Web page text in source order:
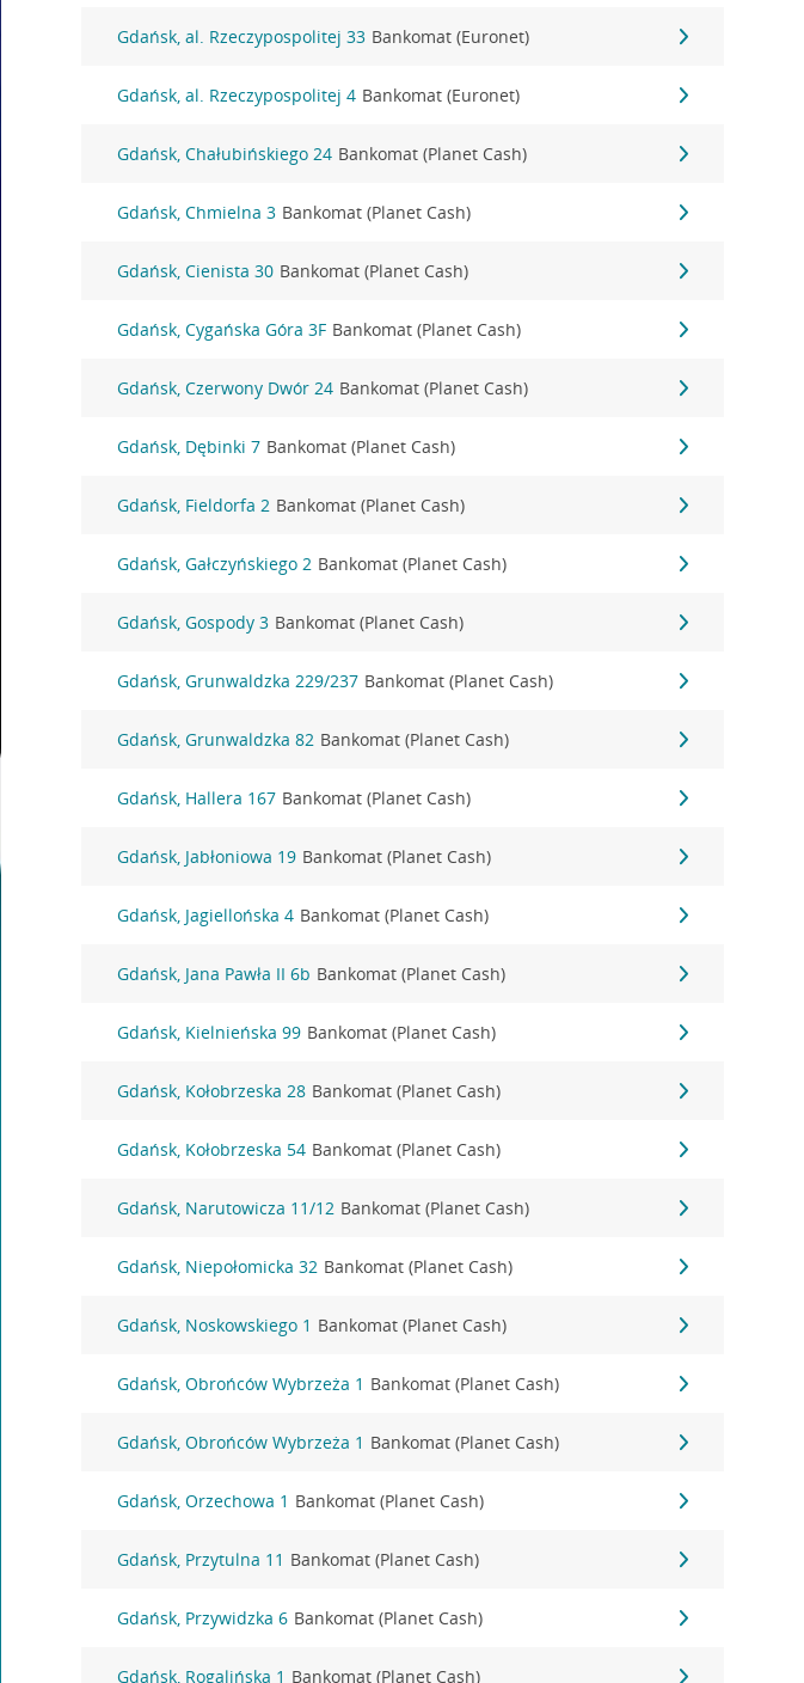
Gdańsk, al. Rzeczypospolitej 33 Bankomat (Euronet)
Gdańsk, al. Rzeczypospolitej 4 Bankomat (Euronet)
Gdańsk, Chałubińskiego 24 Bankomat (Planet Cash)
Gdańsk, Chmielna 3 Bankomat (Planet Cash)
Gdańsk, Cienista 30 Bankomat (Planet Cash)
Gdańsk, Cygańska Góra 3F Bankomat (Planet Cash)
Gdańsk, Czerwony Dwór 24 Bankomat (Planet Cash)
Gdańsk, Dębinki 7 Bankomat (Planet Cash)
Gdańsk, Fieldorfa 2 Bankomat (Planet Cash)
Gdańsk, Gałczyńskiego 2 Bankomat (Planet Cash)
Gdańsk, Gospody 3 Bankomat (Planet Cash)
Gdańsk, Grunwaldzka 229/237 Bankomat (Planet Cash)
Gdańsk, Grunwaldzka 82 Bankomat (Planet Cash)
Gdańsk, Hallera 167 Bankomat (Planet Cash)
Gdańsk, Jabłoniowa 19 Bankomat (Planet Cash)
Gdańsk, Jagiellońska 4 Bankomat (Planet Cash)
Gdańsk, Jana Pawła II 6b Bankomat (Planet Cash)
Gdańsk, Kielnieńska 99 Bankomat (Planet Cash)
Gdańsk, Kołobrzeska 28 Bankomat (Planet Cash)
Gdańsk, Kołobrzeska 54 Bankomat (Planet Cash)
Gdańsk, Narutowicza 11/12 Bankomat (Planet Cash)
Gdańsk, Niepołomicka 32 Bankomat (Planet Cash)
Gdańsk, Noskowskiego 1 Bankomat (Planet Cash)
Gdańsk, Obrońców Wybrzeża 1 Bankomat (Planet Cash)
Gdańsk, Obrońców Wybrzeża 1 Bankomat (Planet Cash)
Gdańsk, Orzechowa 1 Bankomat (Planet Cash)
Gdańsk, Przytulna 11 Bankomat (Planet Cash)
Gdańsk, Przywidzka 6 Bankomat (Planet Cash)
Gdańsk, Rogalińska 1 Bankomat (Planet Cash)